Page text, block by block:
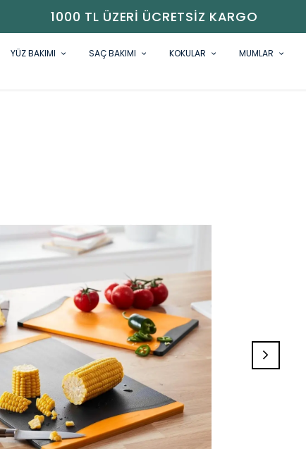
1000 TL ÜZERI ÜCRETSIZ KARGO
YÜZ BAKIMI SAÇ BAKIMI KOKULAR MUMLAR